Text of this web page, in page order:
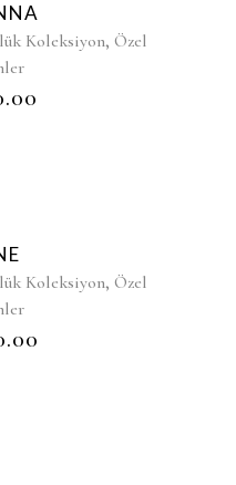
Koleksiyon, Özel
Koleksiyon, Özel